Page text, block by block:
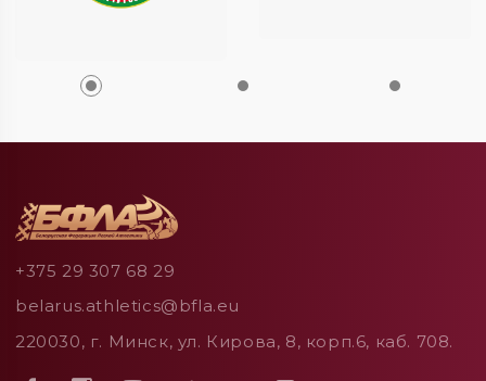
+375 29 307 68 29
belarus.athletics@bfla.eu
220030, г. Минск, ул. Кирова, 8, корп.6, каб. 708.